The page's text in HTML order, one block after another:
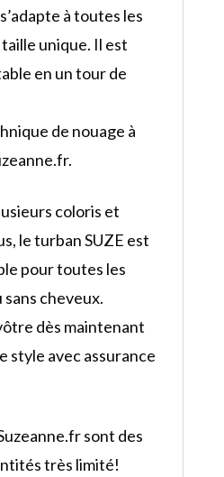
à toutes les
unique. Il est
en un tour de
de nouage à
coloris et
le turban SUZE est
pour toutes les
cheveux.
dès maintenant
style avec assurance
sont des
très limité!